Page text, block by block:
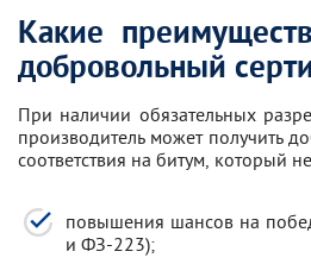
Какие
добровольный
При наличии обязательных
производитель может получить
соответствия на битум, который
повышения шансов на
и ФЗ-223);